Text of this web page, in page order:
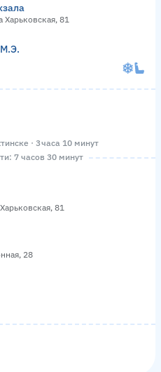
Харьковская, 81
· 3 часа 10 минут
7 часов 30 минут
81
28